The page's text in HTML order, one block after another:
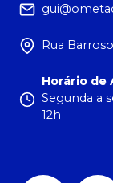
Rua
Horário
Segunda a
12h